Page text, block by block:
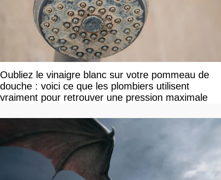
Oubliez le vinaigre blanc sur votre pommeau de
douche : voici ce que les plombiers utilisent
vraiment pour retrouver une pression maximale